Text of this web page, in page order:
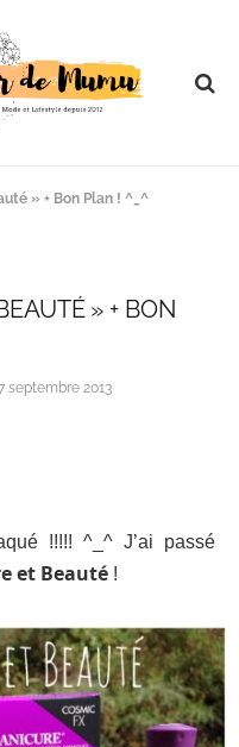
» + Bon Plan ! ^_^
» + BON
septembre 2013
!!!!! ^_^ J’ai passé
et Beauté !